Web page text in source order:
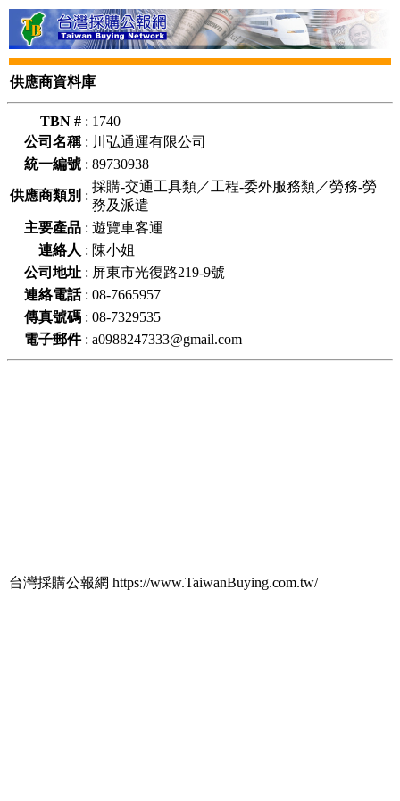
供應商資料庫
TBN # : 1740
公司名稱: 川弘通運有限公司
統一編號 : 89730938
供應商類別 :
採購-交通工具類／工程-委外服務類／勞務-勞
務及派遣
主要產品 : 遊覽車客運
連絡人 : 陳小姐
公司地址 : 屏東市光復路219-9號
連絡電話: 08-7665957
傳真號碼 : 08-7329535
電子郵件: a0988247333@gmail.com
台灣採購公報網 https://www.TaiwanBuying.com.tw/